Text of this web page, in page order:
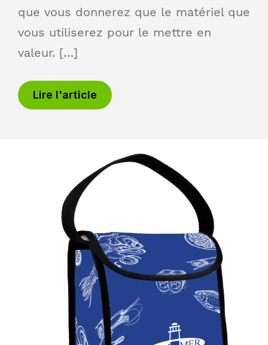
que vous donnerez que le matériel que
vous utiliserez pour le mettre en
valeur. […]
Lire l'article